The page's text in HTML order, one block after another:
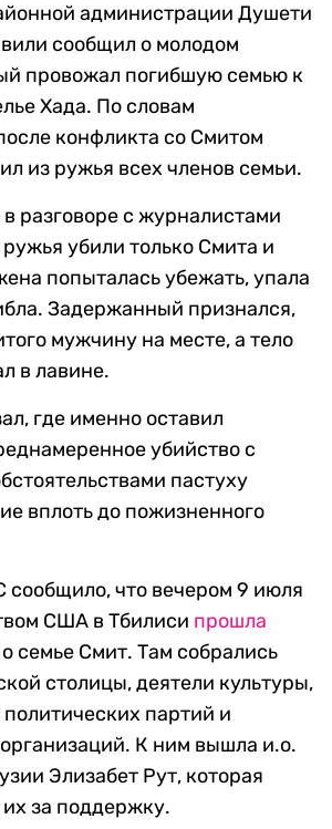
администрации Душети
сообщил о молодом
провожал погибшую семью к
Хада. По словам
конфликта со Смитом
из ружья всех членов семьи.
разговоре с журналистами
ружья убили только Смита и
попыталась убежать, упала
Задержанный признался,
мужчину на месте, а тело
в лавине.
где именно оставил
убийство с
пастуху
вплоть до пожизненного
сообщило, что вечером 9 июля
США в Тбилиси прошла
семье Смит. Там собрались
столицы, деятели культуры,
партий и
К ним вышла и.о.
Элизабет Рут, которая
за поддержку.